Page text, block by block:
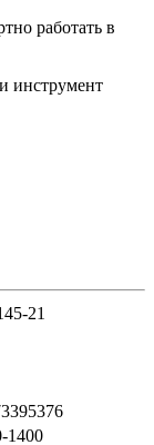
работать в
инструмент
21
1400